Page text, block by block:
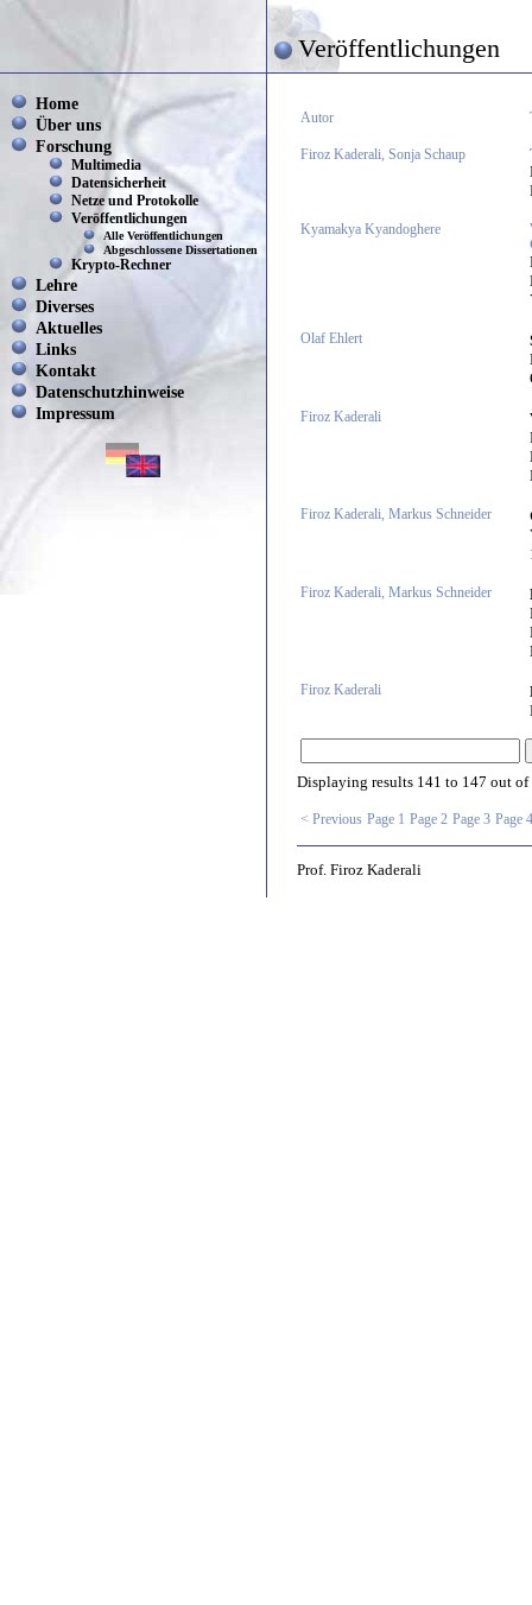
Veröffentlichungen
Home
Über uns
Forschung
Multimedia
Datensicherheit
Netze und Protokolle
Veröffentlichungen
Alle Veröffentlichungen
Abgeschlossene Dissertationen
Krypto-Rechner
Lehre
Diverses
Aktuelles
Links
Kontakt
Datenschutzhinweise
Impressum
Autor
Firoz Kaderali, Sonja Schaup
Kyamakya Kyandoghere
Olaf Ehlert
Firoz Kaderali
Firoz Kaderali, Markus Schneider
Firoz Kaderali, Markus Schneider
Firoz Kaderali
Displaying results 141 to 147 out of
< Previous Page 1 Page 2 Page 3 Page 4
Prof. Firoz Kaderali